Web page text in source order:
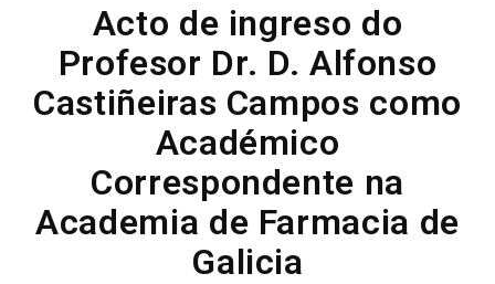
Academia
Farmacia
Acto de ingreso do
Profesor Dr. D. Alfonso
Castiñeiras Campos como
Académico
Correspondente na
Academia de Farmacia de
Galicia